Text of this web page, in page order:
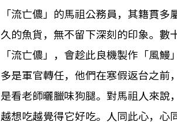
「流亡儂」的馬祖公務員，其籍貫
久的魚貨，無不留下深刻的印象。數
「流亡儂」，會趁此良機製作「風
多是軍官轉任，他們在寒假返台之前
是看老師曬臘味狗腿。對馬祖人來說
越想吃越覺得它好吃。人同此心，心